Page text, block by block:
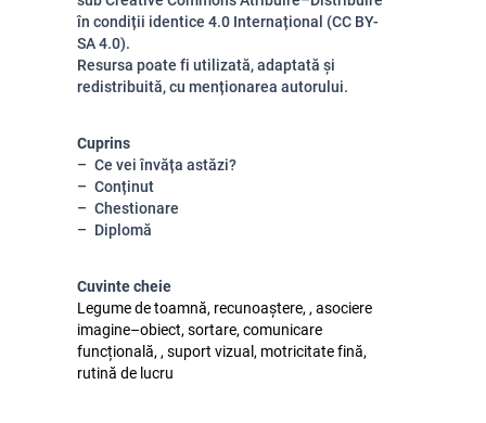
în condiții identice 4.0 Internațional (CC BY-
SA 4.0).
Resursa poate fi utilizată, adaptată și
redistribuită, cu menționarea autorului.
Cuprins
Ce vei învăța astăzi?
Conținut
Chestionare
Diplomă
Cuvinte cheie
Legume de toamnă, recunoaștere, , asociere
imagine–obiect, sortare, comunicare
funcțională, , suport vizual, motricitate fină,
rutină de lucru